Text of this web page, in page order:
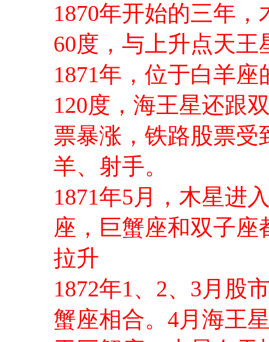
1870年开始的三年
60度，与上升点天王
1871年，位于白羊
120度，海王星还跟
票暴涨，铁路股票
羊、射手。
1871年5月，木星进
座，巨蟹座和双子
拉升
1872年1、2、3月股
蟹座相合。4月海王